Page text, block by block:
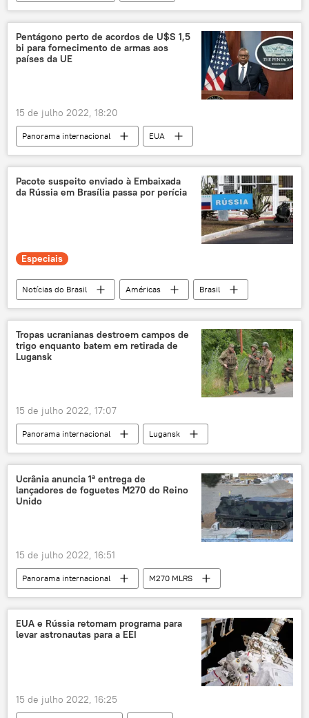
preço do diesel
Jair Bolsonaro
governo Bolsonaro
Rússia
Ucrânia
tensão na Ucrânia
conflito
combustível
combustíveis fósseis
comércio
comércio internacional
comércio mundial
comércio exterior
reuniões bilaterais
acordos bilaterais
relações bilaterais
cooperação bilateral
BRICS ganha força no mercado financeiro
banco de desenvolvimento do BRICS
BRICS
exclusiva
Pentágono perto de acordos de U$S 1,5
bi para fornecimento de armas aos
países da UE
15 de julho 2022, 18:20
Panorama internacional
EUA
Departamento de Defesa dos EUA
Pentágono
Ucrânia
leste da Ucrânia
Estônia
Noruega
Himars
mísseis
Pacote suspeito enviado à Embaixada
da Rússia em Brasília passa por perícia
Especiais
Notícias do Brasil Américas
Brasil
embaixada russa
Rússia
pacote suspeito
exclusiva
Tropas ucranianas destroem campos de
trigo enquanto batem em retirada de
Lugansk
15 de julho 2022, 17:07
Panorama internacional
Lugansk
Europa
RPL
República Popular de Lugansk
leste da Ucrânia
Exército da Ucrânia
Ucrânia anuncia 1ª entrega de
lançadores de foguetes M270 do Reino
Unido
15 de julho 2022, 16:51
Panorama internacional
M270 MLRS
Reino Unido
Europa
nacionalistas ucranianos
conflito ucraniano
crise ucraniana
leste da Ucrânia
Rússia
EUA e Rússia retomam programa para
levar astronautas para a EEI
15 de julho 2022, 16:25